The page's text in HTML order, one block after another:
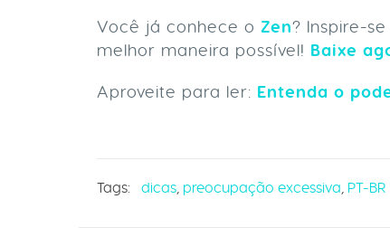
Você já conhece o Zen? Inspire-
melhor maneira possível! Baixe
Aproveite para ler: Entenda o
Tags: dicas, preocupação excessiva, PT-BR